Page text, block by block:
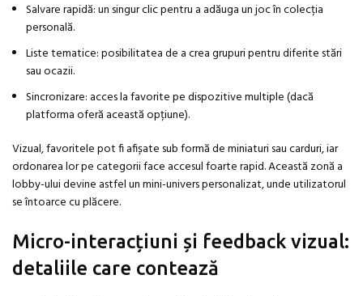
Salvare rapidă: un singur clic pentru a adăuga un joc în colecția
personală.
Liste tematice: posibilitatea de a crea grupuri pentru diferite stări
sau ocazii.
Sincronizare: acces la favorite pe dispozitive multiple (dacă
platforma oferă această opțiune).
Vizual, favoritele pot fi afișate sub formă de miniaturi sau carduri, iar
ordonarea lor pe categorii face accesul foarte rapid. Această zonă a
lobby-ului devine astfel un mini-univers personalizat, unde utilizatorul
se întoarce cu plăcere.
Micro-interacțiuni și feedback vizual:
detaliile care contează